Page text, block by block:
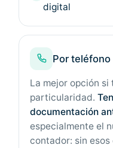
digital
Por teléfono
La mejor opción
particularidad.
documentación
especialmente el
contador: sin